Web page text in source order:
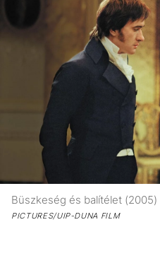
Büszkeség és balítélet (2005)
PICTURES/UIP-DUNA FILM